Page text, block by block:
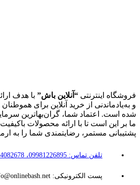
فروشگاه اینترنتی “آنلاین باش” با هدف
و به‌یادماندنی از خرید آنلاین برای
شده است. اعتماد شما، گران‌بهاترین
ما بر این است تا با ارائه محصولات
پشتیبانی مستمر، رضایتمندی شما را به
تلفن تماس: 09981226895، 09354082678
پست الکترونیکی: Info@onlinebash.net